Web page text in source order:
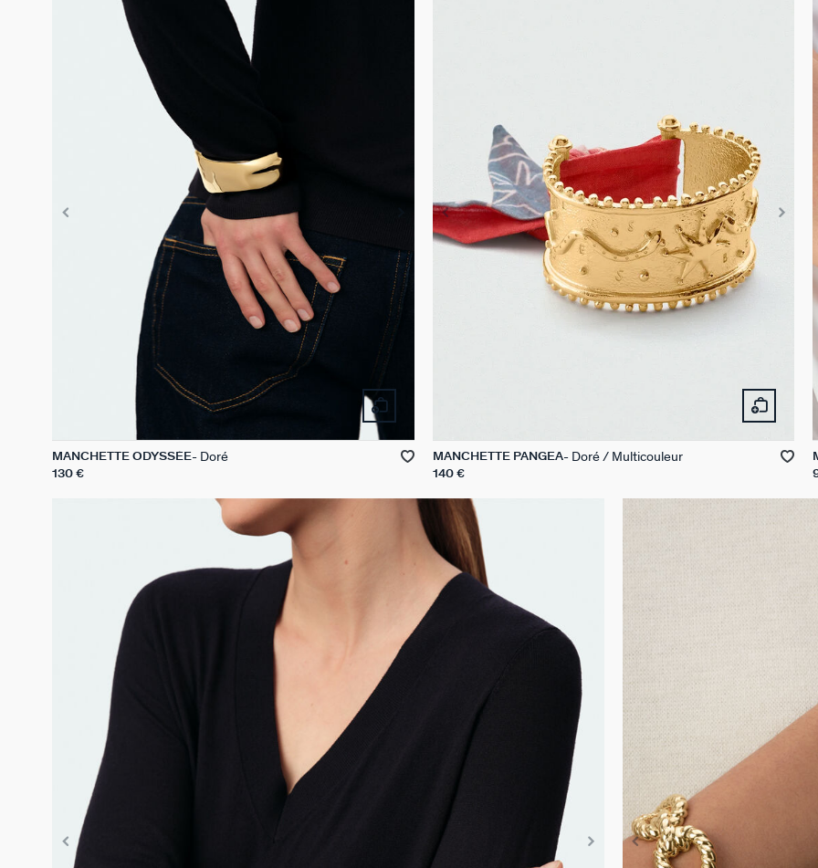
MANCHETTE ODYSSÉE Doré
130 €
MANCHETTE PANGEA Doré / Multicouleur
140 €